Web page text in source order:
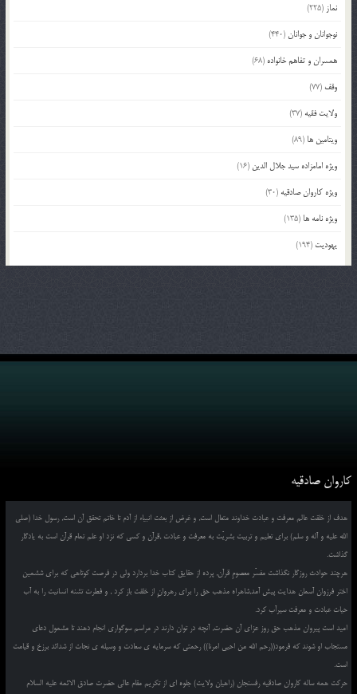
نماز (225)
نوجوانان و جوانان(440)
همسران و تفاهم خانواده (68)
وقف (77)
ولایت فقیه (37)
ویتامین ها (89)
ویژه امامزاده سید جلال الدین (16)
ویژه کاروان صادقیه (30)
ویژه نامه ها (135)
یهودیت (194)
کاروان صادقیه
هدف از خلقت عالم معرفت و عبادت خداوند متعال است, و غرض از بعثت انبیاء از آدم تا خاتم تحقق آن است, رسول خدا (صلی
الله علیه و آله و سلم) برای تعلیم و تربیت بشریّت به معرفت و عبادت ,قرآن و کسی که نزد او علم تمام قرآن است به یادگار
گذاشت.
هرچند حوادث روزگار نگذاشت مفسّر معصومِ قرآن, پرده از حقایق کتاب خدا بردارد ولی در فرصت کوتاهی که برای ششمین
اختر فرزوان آسمان هدایت پیش آمد,شاهراه مذهب حق را برای رهروانِ از خلقت باز کرد , و فطرت تشنه انسانیت را به آب
حیات عبادت و معرفت سیرآب کرد.
امید است پیروان مذهب حق روز عزای آن حضرت, آنچه در توان دارند در مراسم سوگواری انجام دهند تا مشمول دعای
مستجاب او شوند که فرمود((رحم الله من احیی امرنا)) رحمتی که سرمایه ی سعادت و وسیله ی نجات از شدائد برزخ و قیامت
است.
حرکت همه ساله کاروان صادقیه رفسنجان (راهیان ولایت) جلوه ای از تکریم مقام عالی حضرت صادق الائمه علیه السلام